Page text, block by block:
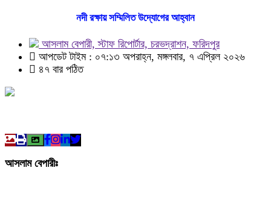
নদী রক্ষায় সম্মিলিত উদ্যোগের আহ্বান
আসলাম বেপারী, স্টাফ রিপোর্টার, চরভদ্রাশন, ফরিদপুর
আপডেট টাইম : ০৭:১৩ অপরাহ্ন, মঙ্গলবার, ৭ এপ্রিল ২০২৬
৪৭ বার পঠিত
আসলাম বেপারীঃ